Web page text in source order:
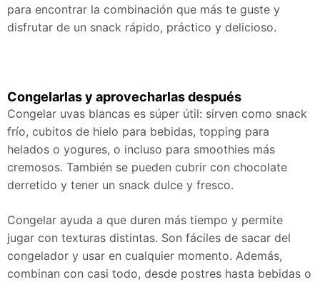
para encontrar la combinación que más te guste y
disfrutar de un snack rápido, práctico y delicioso.
Congelarlas y aprovecharlas después
Congelar uvas blancas es súper útil: sirven como snack
frío, cubitos de hielo para bebidas, topping para
helados o yogures, o incluso para smoothies más
cremosos. También se pueden cubrir con chocolate
derretido y tener un snack dulce y fresco.
Congelar ayuda a que duren más tiempo y permite
jugar con texturas distintas. Son fáciles de sacar del
congelador y usar en cualquier momento. Además,
combinan con casi todo, desde postres hasta bebidas o